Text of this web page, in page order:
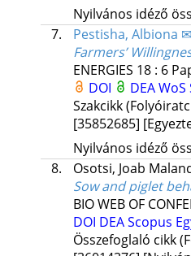
Nyilvános idéző
7.
Pestisha, Albiona ✉
Farmers’
ENERGIES 18: 6
DOI
DEAWoS
Szakcikk
[35852685]
Nyilvános idéző
8.
Osotsi, Joab
Sow and piglet
BIO WEB OF
DOI DEAScopus
Összefoglaló cikk